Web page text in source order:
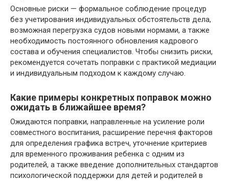
Основные риски — формальное соблюдение процедур
без учетирования индивидуальных обстоятельств дела,
возможная перегрузка судов новыми нормами, а также
необходимость постоянного обновления кадрового
состава и обучения специалистов. Чтобы снизить риски,
рекомендуется сочетать поправки с практикой медиации
и индивидуальным подходом к каждому случаю.
Какие примеры конкретных поправок можно
ожидать в ближайшее время?
Ожидаются поправки, направленные на усиление роли
совместного воспитания, расширение перечня факторов
для определения графика встреч, уточнение критериев
для временного проживания ребенка с одним из
родителей, а также введение дополнительных стандартов
психологической поддержки для детей и родителей в